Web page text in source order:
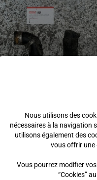
DE LIQUIDE DE
MICROCAR MGO
YANMAR )
€
au panier
Nous utilisons des
nécessaires à la navigation
utilisons également des
vous offrir une
Vous pourrez modifier
“Cookies”